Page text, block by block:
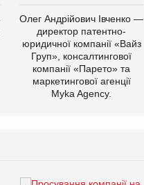
Олег Андрійович Івченко —
директор патентно-
юридичної компанії «Вайз
Груп», консалтингової
компанії «Парето» та
маркетингової агенції
Myka Agency.